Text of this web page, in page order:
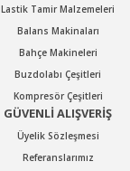
Lastik Tamir Malzemeleri
Balans Makinaları
Bahçe Makineleri
Buzdolabı Çeşitleri
Kompresör Çeşitleri
GÜVENLİ ALIŞVERİŞ
Üyelik Sözleşmesi
Referanslarımız